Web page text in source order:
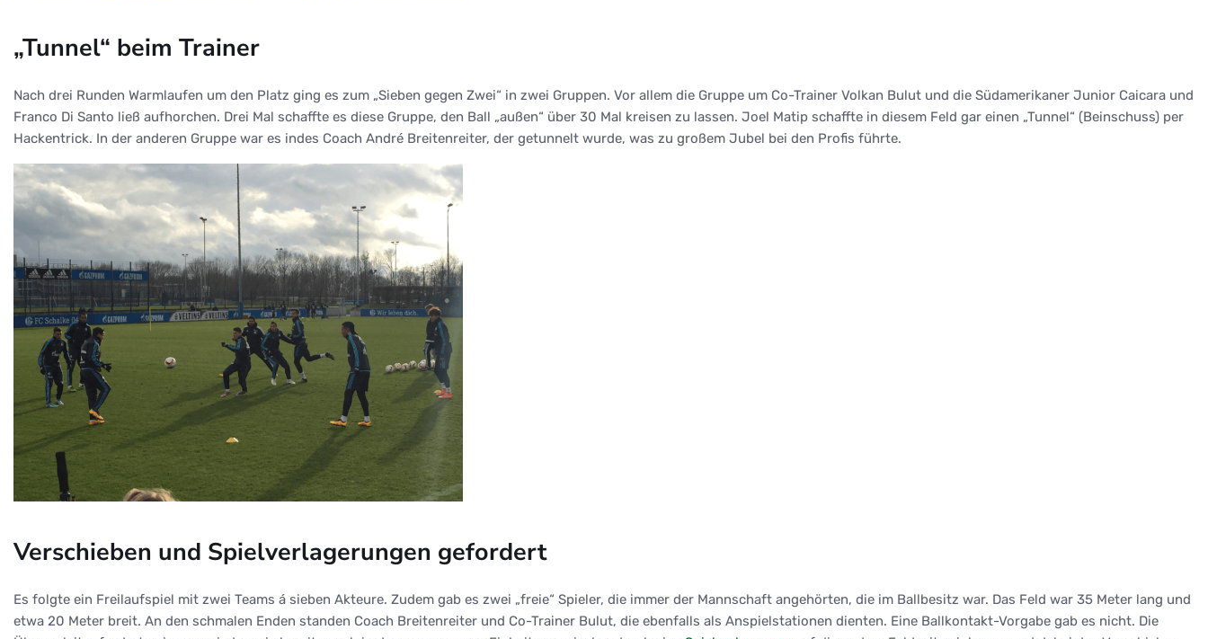
„Tunnel“ beim Trainer
Nach drei Runden Warmlaufen um den Platz ging es zum „Sieben gegen Zwei“ in zwei Gruppen. Vor allem die Gruppe um Co-Trainer Volkan Bulut und die Südamerikaner Junior Caicara und
Franco Di Santo ließ aufhorchen. Drei Mal schaffte es diese Gruppe, den Ball „außen“ über 30 Mal kreisen zu lassen. Joel Matip schaffte in diesem Feld gar einen „Tunnel“ (Beinschuss) per
Hackentrick. In der anderen Gruppe war es indes Coach André Breitenreiter, der getunnelt wurde, was zu großem Jubel bei den Profis führte.
Verschieben und Spielverlagerungen gefordert
Es folgte ein Freilaufspiel mit zwei Teams á sieben Akteure. Zudem gab es zwei „freie“ Spieler, die immer der Mannschaft angehörten, die im Ballbesitz war. Das Feld war 35 Meter lang und
etwa 20 Meter breit. An den schmalen Enden standen Coach Breitenreiter und Co-Trainer Bulut, die ebenfalls als Anspielstationen dienten. Eine Ballkontakt-Vorgabe gab es nicht. Die